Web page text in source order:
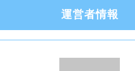
運営者情報